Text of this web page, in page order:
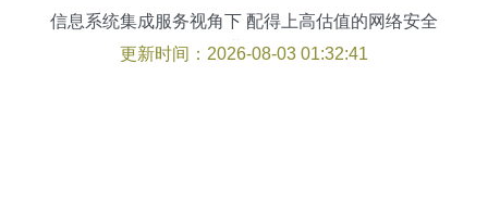
信息系统集成服务视角下 配得上高估值的网络安全
企业画像
更新时间：2026-08-03 01:32:41